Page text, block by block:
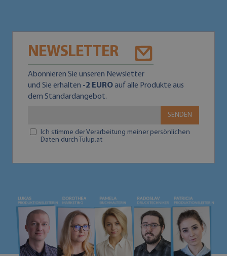
NEWSLETTER
Abonnieren Sie unseren Newsletter
und Sie erhalten -2 EUROauf alle Produkte aus
dem Standardangebot.
SENDEN
Ich stimme der Verarbeitung meiner persönlichen
Daten durch Tulup.at